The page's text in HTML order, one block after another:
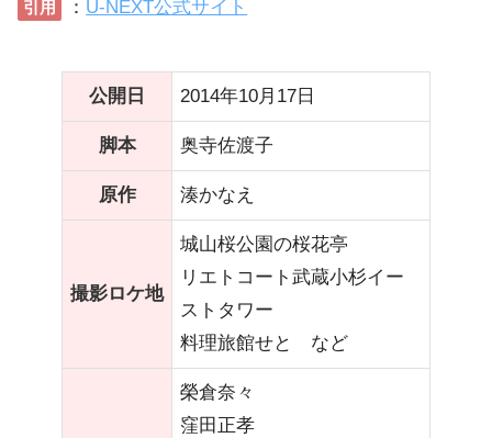
引用 ： U-NEXT公式サイト
公開日 2014年10月17日
脚本 奥寺佐渡子
原作 湊かなえ
撮影ロケ地
城山桜公園の桜花亭
リエトコート武蔵小杉イー
ストタワー
料理旅館せと など
榮倉奈々
窪田正孝